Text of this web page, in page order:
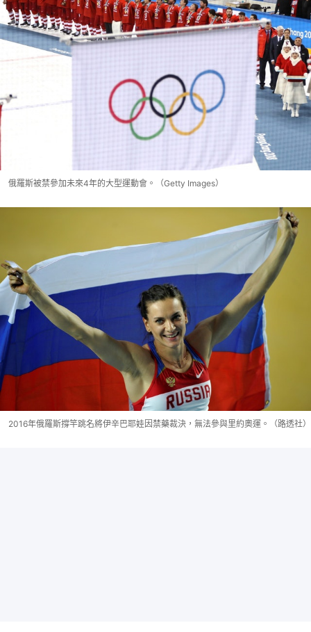
俄羅斯被禁參加未來4年的大型運動會。（Getty Images）
2016年俄羅斯撐竿跳名將伊辛巴耶娃因禁藥裁決，無法參與里約奧運。（路透社）